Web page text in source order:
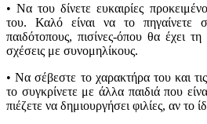
• Να του δίνετε ευκαιρίες
του. Καλό είναι να το πηγαίνετε
παιδότοπους, πισίνες-όπου θα έχει
σχέσεις με συνομηλίκους.
• Να σέβεστε το χαρακτήρα του και
το συγκρίνετε με άλλα παιδιά που
πιέζετε να δημιουργήσει φιλίες, αν το